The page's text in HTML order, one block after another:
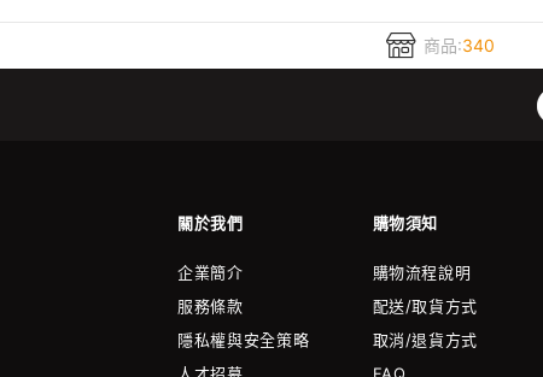
商品:340
關於我們 購物須知
企業簡介
服務條款
隱私權與安全策略
購物流程說明
配送/取貨方式
取消/退貨方式